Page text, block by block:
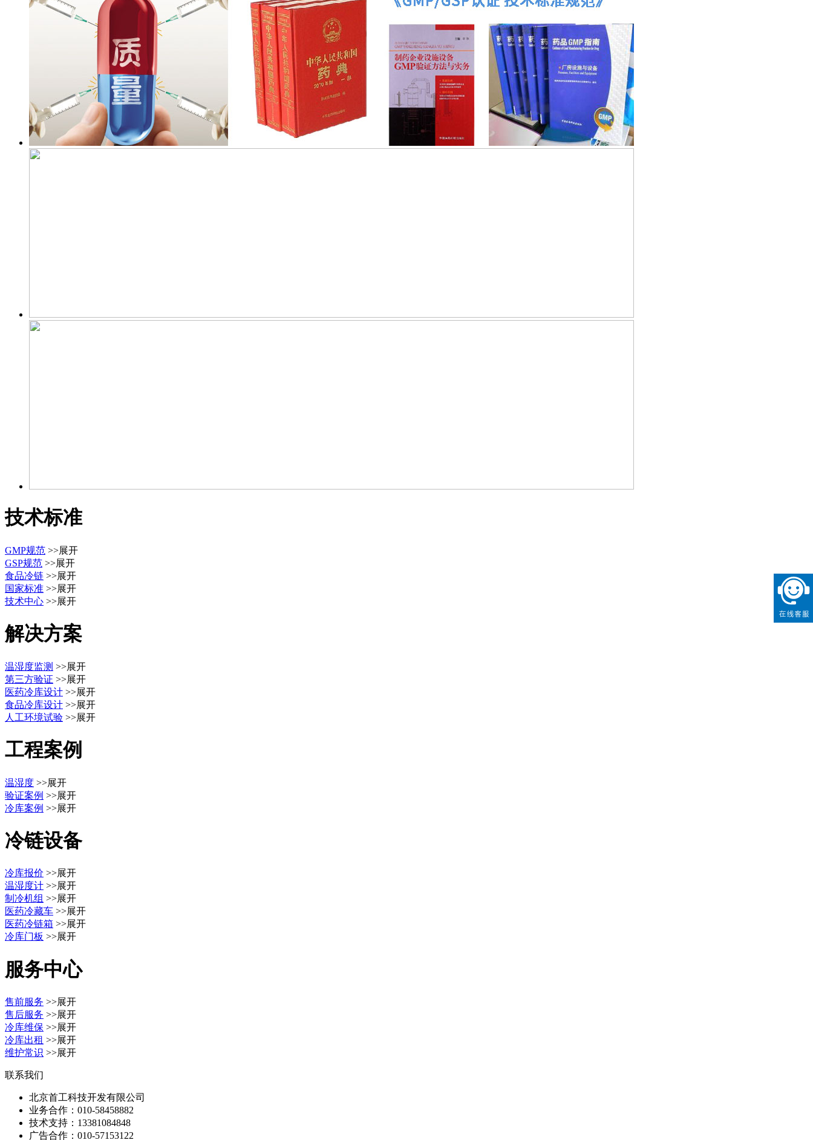
技术标准
GMP规范 >>展开
GSP规范 >>展开
食品冷链 >>展开
国家标准 >>展开
技术中心 >>展开
解决方案
温湿度监测 >>展开
第三方验证 >>展开
医药冷库设计 >>展开
食品冷库设计 >>展开
人工环境试验 >>展开
工程案例
温湿度 >>展开
验证案例 >>展开
冷库案例 >>展开
冷链设备
冷库报价 >>展开
温湿度计 >>展开
制冷机组 >>展开
医药冷藏车 >>展开
医药冷链箱 >>展开
冷库门板 >>展开
服务中心
售前服务 >>展开
售后服务 >>展开
冷库维保 >>展开
冷库出租 >>展开
维护常识 >>展开
联系我们
北京首工科技开发有限公司
业务合作： 010-58458882
技术支持： 13381084848
广告合作： 010-57153122